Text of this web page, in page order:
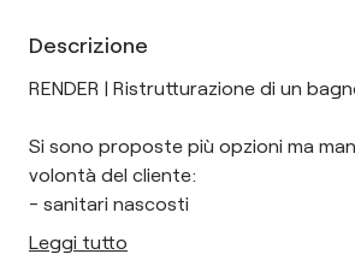
Descrizione
RENDER | Ristrutturazione di un
Si sono proposte più opzioni ma
volontà del cliente:
- sanitari nascosti
Leggi tutto